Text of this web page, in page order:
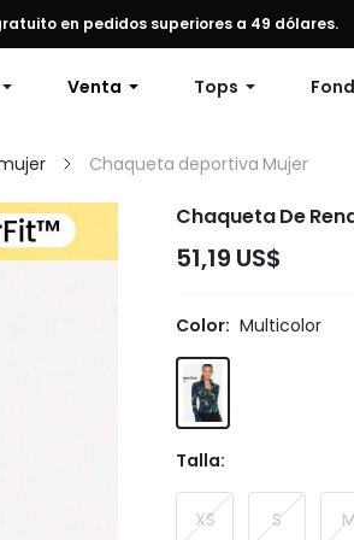
en pedidos de $79 o más, o 15% de
en pedidos superiores a 49 dólares.
Venta Tops
Chaqueta deportiva Mujer
Chaqueta De
51,19 US$
Color: Multicolor
Talla:
XS S